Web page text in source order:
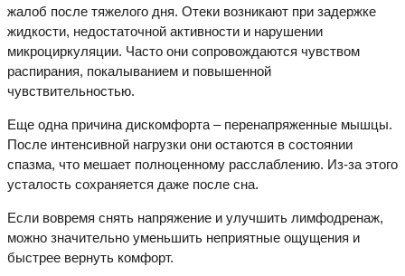
жалоб после тяжелого дня. Отеки возникают при задержке
жидкости, недостаточной активности и нарушении
микроциркуляции. Часто они сопровождаются чувством
распирания, покалыванием и повышенной
чувствительностью.
Еще одна причина дискомфорта – перенапряженные мышцы.
После интенсивной нагрузки они остаются в состоянии
спазма, что мешает полноценному расслаблению. Из-за этого
усталость сохраняется даже после сна.
Если вовремя снять напряжение и улучшить лимфодренаж,
можно значительно уменьшить неприятные ощущения и
быстрее вернуть комфорт.